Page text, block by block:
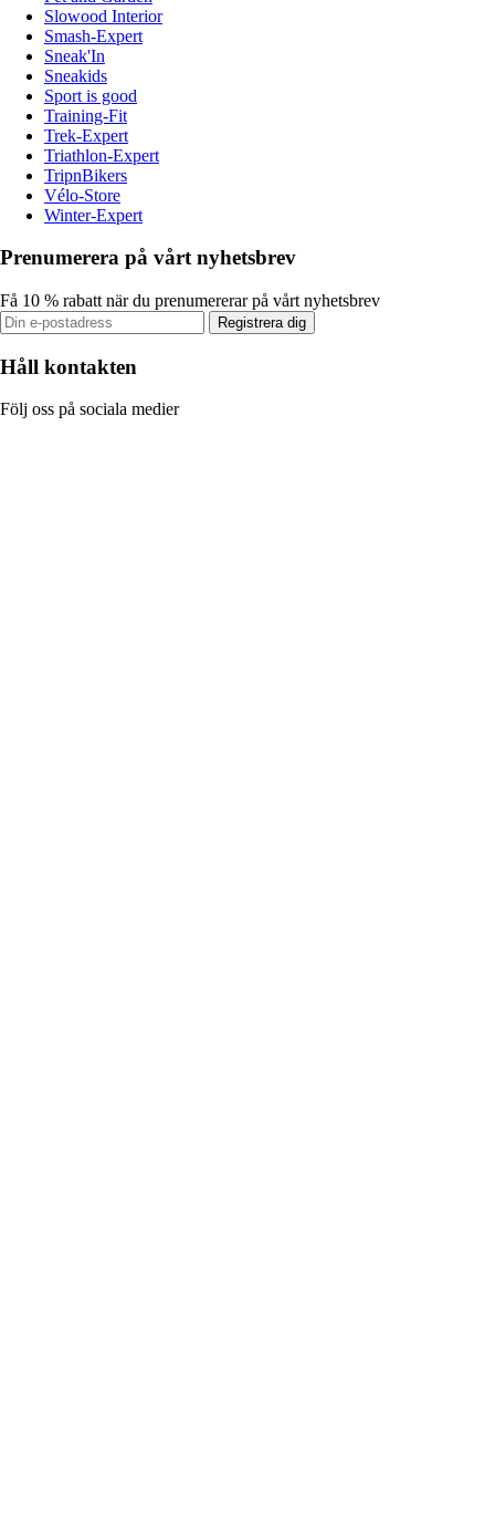
Slowood Interior
Smash-Expert
Sneak'In
Sneakids
Sport is good
Training-Fit
Trek-Expert
Triathlon-Expert
TripnBikers
Vélo-Store
Winter-Expert
Prenumerera på vårt nyhetsbrev
Få 10 % rabatt när du prenumererar på vårt nyhetsbrev
Registrera dig
Håll kontakten
Följ oss på sociala medier